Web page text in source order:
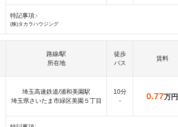
特記事項:-
(株)タカラハウジング
路線/駅
所在地
徒歩
バス
賃料
埼玉高速鉄道/浦和美園駅
埼玉県さいたま市緑区美園５丁目
10分
-
0.77万円